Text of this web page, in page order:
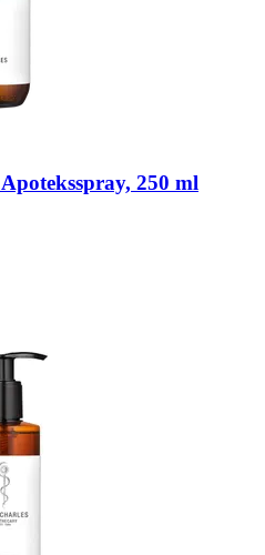
Apoteksspray, 250 ml